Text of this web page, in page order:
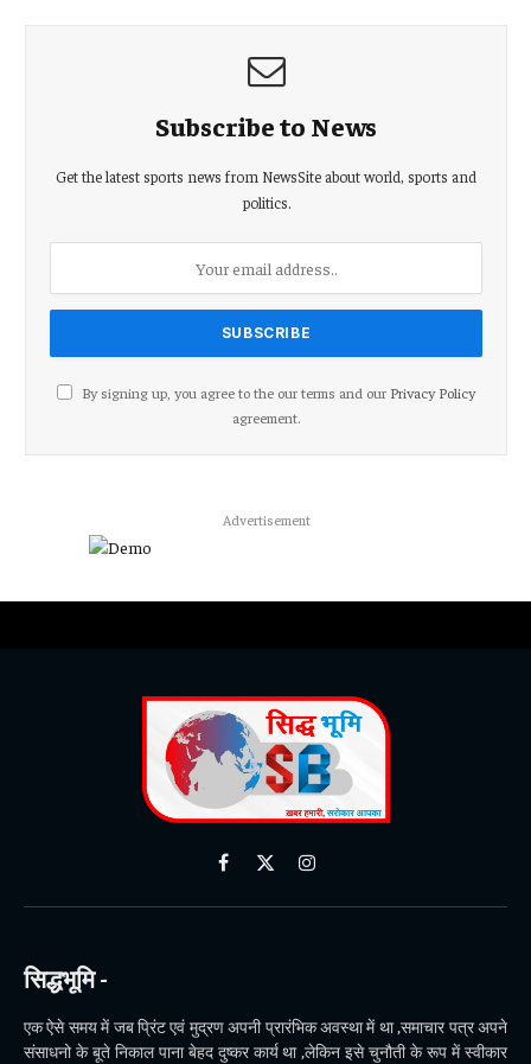
Subscribe to News
Get the latest sports news from NewsSite about world, sports and
politics.
By signing up, you agree to the our terms and our Privacy Policy
agreement.
Advertisement
Facebook
X
Instagram
सिद्धभूमि -
एक ऐसे समय में जब प्रिंट एवं मुद्रण अपनी प्रारंभिक अवस्था में था ,समाचार पत्र अपने
संसाधनो के बूते निकाल पाना बेहद दुष्कर कार्य था ,लेकिन इसे चुनौती के रूप में स्वीकार